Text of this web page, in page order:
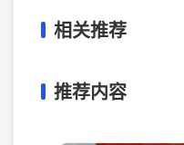
相关推荐
推荐内容